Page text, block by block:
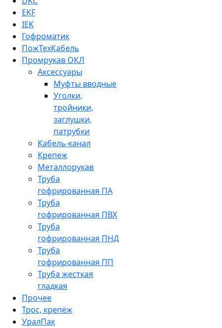
EKF
IEK
Гофроматик
ПожТехКабель
Промрукав ОКЛ
Аксессуары
Муфты вводные
Уголки,
тройники,
заглушки,
патрубки
Кабель-канал
Крепеж
Металлорукав
Труба
гофрированная ПА
Труба
гофрированная ПВХ
Труба
гофрированная ПНД
Труба
гофрированная ПП
Труба жесткая
гладкая
Прочее
Трос, крепёж
УралПак